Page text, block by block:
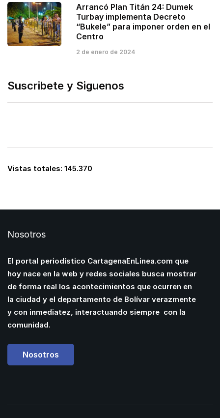
Arrancó Plan Titán 24: Dumek
Turbay implementa Decreto
“Bukele” para imponer orden en el
Centro
2 de enero de 2024
Suscribete y Siguenos
Vistas totales: 145.370
Nosotros
El portal periodístico CartagenaEnLinea.com que
hoy nace en la web y redes sociales busca mostrar
de forma real los acontecimientos que ocurren en
la ciudad y el departamento de Bolívar verazmente
y con inmediatez, interactuando siempre con la
comunidad.
Nosotros